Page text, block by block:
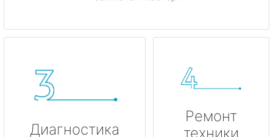
Диагностика
Ремонт
техники